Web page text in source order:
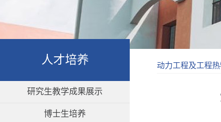
人才培养
研究生教学成果展示
博士生培养
动力工程及工程